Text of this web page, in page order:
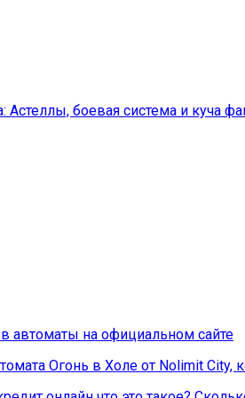
Астеллы, боевая система и куча
автоматы на официальном сайте
Огонь в Холе от Nolimit